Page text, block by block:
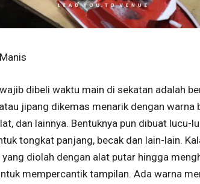
dibeli waktu main di sekatan adalah
jipang dikemas menarik dengan warna
dan lainnya. Bentuknya pun dibuat lucu-
tongkat panjang, becak dan lain-lain.
diolah dengan alat putar hingga
mempercantik tampilan. Ada warna